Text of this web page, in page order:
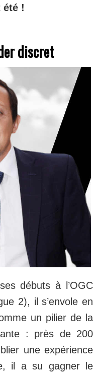
été !
discret
débuts à l’OGC
2), il s’envole en
un pilier de la
: près de 200
une expérience
il a su gagner le